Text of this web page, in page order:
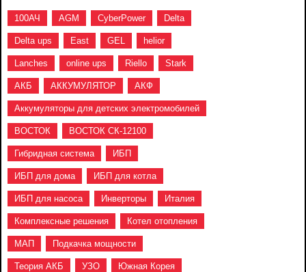
100АЧ AGM CyberPower Delta
Delta ups East GEL helior
Lanches online ups Riello Stark
АКБ АККУМУЛЯТОР АКФ
Аккумуляторы для детских электромобилей
ВОСТОК ВОСТОК СК-12100
Гибридная система ИБП
ИБП для дома ИБП для котла
ИБП для насоса Инверторы Италия
Комплексные решения Котел отопления
МАП Подкачка мощности
Теория АКБ УЗО Южная Корея